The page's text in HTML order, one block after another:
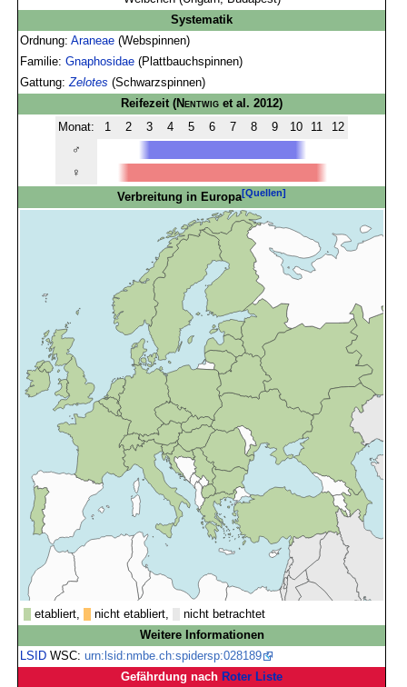
Systematik
Ordnung:Araneae (Webspinnen)
Familie:Gnaphosidae (Plattbauchspinnen)
Gattung:Zelotes (Schwarzspinnen)
Reifezeit(Nentwig et al. 2012)
Monat:
1 2 3 4 5 6 7 8 9 10 11
12
♂
♀
Verbreitung in Europa[Quellen]
etabliert, nicht etabliert,
nicht betrachtet
Weitere Informationen
LSID WSC:urn:lsid:nmbe.ch:spidersp:028189
Gefährdung nach Roter Liste